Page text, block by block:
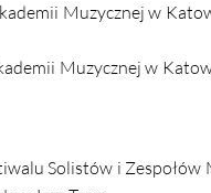
Muzycznej w
Muzycznej w
Solistów i